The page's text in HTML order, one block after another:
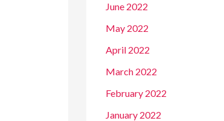
June 2022
May 2022
April 2022
March 2022
February 2022
January 2022